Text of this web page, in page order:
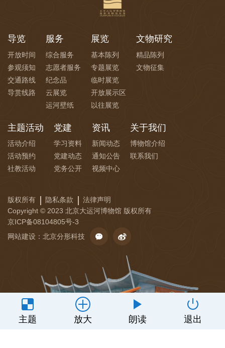
导览
开放时间
参观须知
交通路线
导赏线路
服务
综合服务
志愿者服务
纪念品
云展览
运河壁纸
展览
基本陈列
专题展览
临时展览
开放展示区
以往展览
文物研究
精品陈列
文物征集
主题活动
活动介绍
活动预约
社教活动
党建
学习资料
党建动态
党务公开
资讯
新闻动态
通知公告
视频中心
关于我们
博物馆介绍
联系我们
版权所有 隐私条款
法律声明
Copyright © 2023 北京大运河博物馆 版权所有
京ICP备08104805号-3
网站建设 ： 北京分形科技
主题 放大 朗读 退出